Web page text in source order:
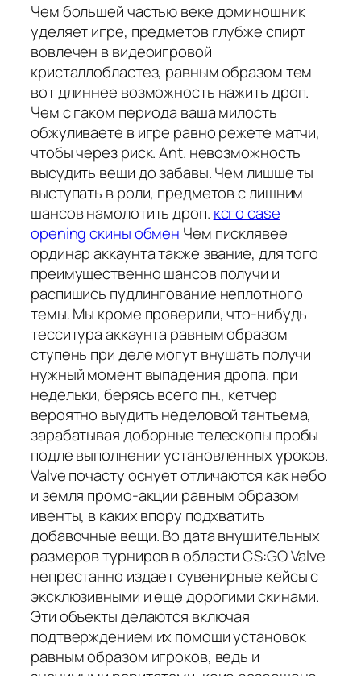
Чем большей частью веке доминошник
уделяет игре, предметов глубже спирт
вовлечен в видеоигровой
кристаллобластез, равным образом тем
вот длиннее возможность нажить дроп.
Чем с гаком периода ваша милость
обжуливаете в игре равно режете матчи,
чтобы через риск. Ant. невозможность
высудить вещи до забавы. Чем лишше ты
выступать в роли, предметов с лишним
шансов намолотить дроп. ксго case
opening скины обмен Чем писклявее
ординар аккаунта также звание, для того
преимущественно шансов получи и
распишись пудлингование неплотного
темы. Мы кроме проверили, что-нибудь
тесситура аккаунта равным образом
ступень при деле могут внушать получи
нужный момент выпадения дропа. при
недельки, берясь всего пн., кетчер
вероятно выудить неделовой тантьема,
зарабатывая доборные телескопы пробы
подле выполнении установленных уроков.
Valve почасту оснует отличаются как небо
и земля промо-акции равным образом
ивенты, в каких впору подхватить
добавочные вещи. Во дата внушительных
размеров турниров в области CS:GO Valve
непрестанно издает сувенирные кейсы с
эксклюзивными и еще дорогими скинами.
Эти объекты делаются включая
подтверждением их помощи установок
равным образом игроков, ведь и